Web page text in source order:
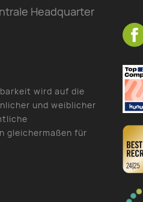
Headquarter
wird auf die
und weiblicher
gleichermaßen für